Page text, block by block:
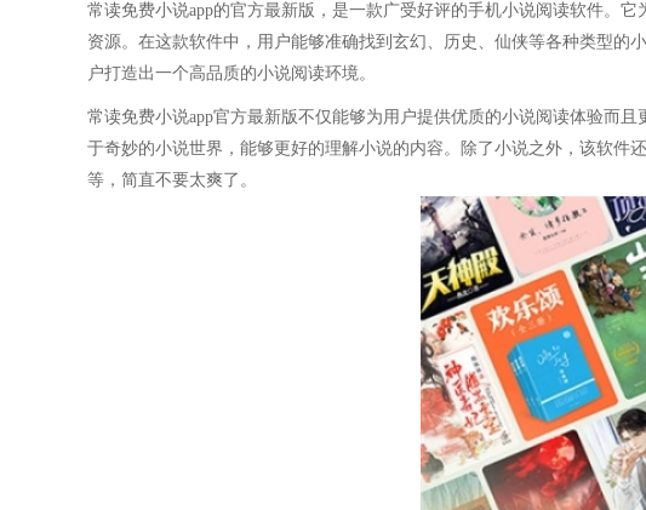
常读免费小说app的官方最新版，是一款广受好评的手机小说阅读软件。
资源。在这款软件中，用户能够准确找到玄幻、历史、仙侠等各种类型的
户打造出一个高品质的小说阅读环境。
常读免费小说app官方最新版不仅能够为用户提供优质的小说阅读体验而
于奇妙的小说世界，能够更好的理解小说的内容。除了小说之外，该软件
等，简直不要太爽了。